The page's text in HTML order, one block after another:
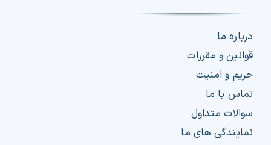
درباره ما
قوانین و مقررات
حریم و امنیت
تماس با ما
سوالات متداول
نمایندگی های ما